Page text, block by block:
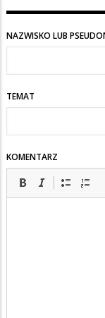
NAZWISKO LUB
TEMAT
KOMENTARZ